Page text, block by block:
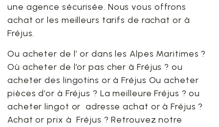
une agence sécurisée. Nous vous offrons
achat or les meilleurs tarifs de rachat or à
Fréjus.
Ou acheter de l’ or dans les Alpes Maritimes ?
Où acheter de l’or pas cher à Fréjus ? ou
acheter des lingotins or à Fréjus Ou acheter
pièces d’or à Fréjus ? La meilleure Fréjus ? ou
acheter lingot or adresse achat or à Fréjus ?
Achat or prix à Fréjus ? Retrouvez notre